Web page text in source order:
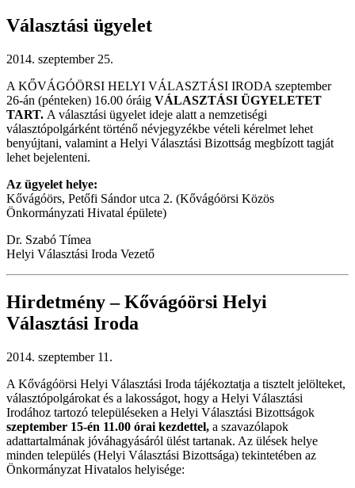
Választási ügyelet
2014. szeptember 25.
A KŐVÁGÓÖRSI HELYI VÁLASZTÁSI IRODA szeptember
26-án (pénteken) 16.00 óráig VÁLASZTÁSI ÜGYELETET
TART. A választási ügyelet ideje alatt a nemzetiségi
választópolgárként történő névjegyzékbe vételi kérelmet lehet
benyújtani, valamint a Helyi Választási Bizottság megbízott tagját
lehet bejelenteni.
Az ügyelet helye:
Kővágóörs, Petőfi Sándor utca 2. (Kővágóörsi Közös
Önkormányzati Hivatal épülete)
Dr. Szabó Tímea
Helyi Választási Iroda Vezető
Hirdetmény – Kővágóörsi Helyi
Választási Iroda
2014. szeptember 11.
A Kővágóörsi Helyi Választási Iroda tájékoztatja a tisztelt jelölteket,
választópolgárokat és a lakosságot, hogy a Helyi Választási
Irodához tartozó településeken a Helyi Választási Bizottságok
szeptember 15-én 11.00 órai kezdettel, a szavazólapok
adattartalmának jóváhagyásáról ülést tartanak. Az ülések helye
minden település (Helyi Választási Bizottsága) tekintetében az
Önkormányzat Hivatalos helyisége: